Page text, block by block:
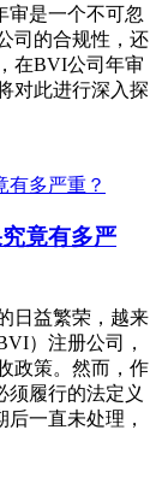
审是一个不可忽
司的合规性，还
在BVI公司年审
对此进行深入探
竟有多严
日益繁荣，越来
）注册公司，
政策。然而，作
须履行的法定义
一直未处理，